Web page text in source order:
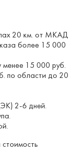
20 км. от МКАД
более 15 000
менее 15 000 руб.
по области до 20
2-6 дней.
стоимость